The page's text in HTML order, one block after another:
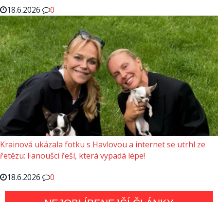
18.6.2026
0
Krainová ukázala fotku s Havlovou a internet se utrhl ze
řetězu: Fanoušci řeší, která vypadá lépe!
18.6.2026
0